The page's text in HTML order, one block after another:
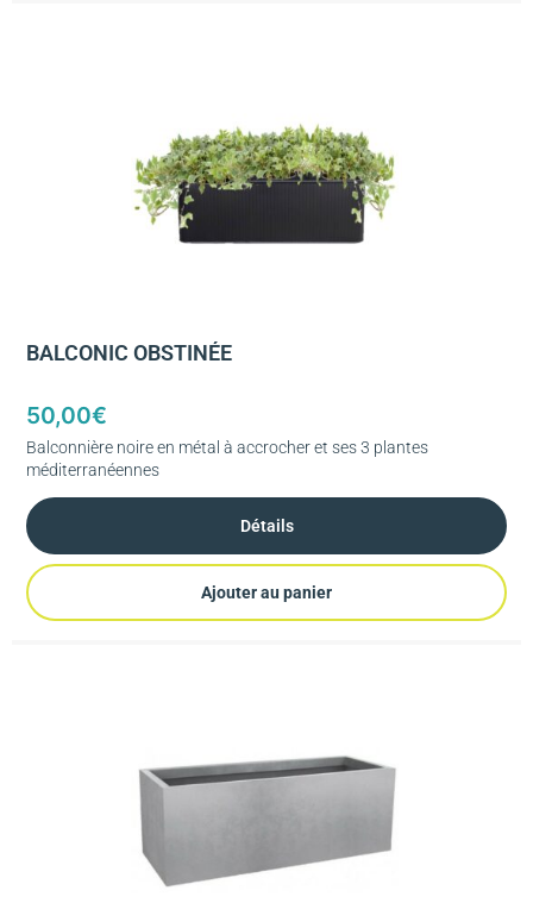
BALCONIC OBSTINÉE
50,00€
Balconnière noire en métal à accrocher et ses 3 plantes
méditerranéennes
Détails
Ajouter au panier